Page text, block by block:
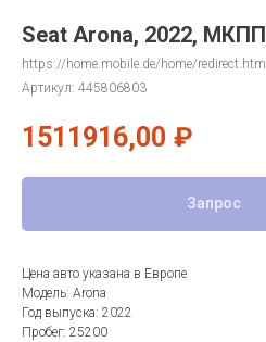
Seat Arona, 2022,
https://home.mobile.de/home/
Артикул: 445806803
1511916,00 ₽
Запрос
Цена авто указана в Европе
Модель: Arona
Год выпуска: 2022
Пробег: 25200